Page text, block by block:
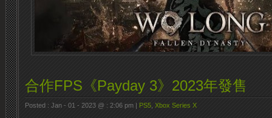
合作FPS《Payday 3》2023年發售
Posted : Jan - 01 - 2023 @ : 2:06 pm | PS5 Xbox Series X